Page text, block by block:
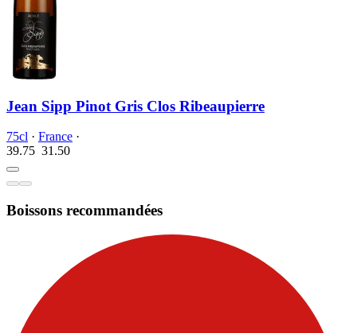
Jean Sipp Pinot Gris Clos Ribeaupierre
75cl · France ·
39.75 31.50
Boissons recommandées